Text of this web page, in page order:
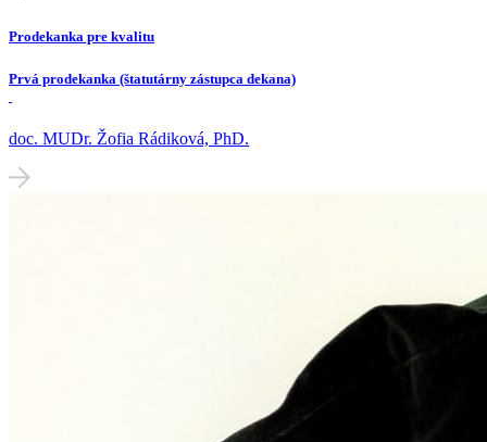
Prodekanka pre kvalitu
Prvá prodekanka (štatutárny zástupca dekana)
doc. MUDr. Žofia Rádiková, PhD.